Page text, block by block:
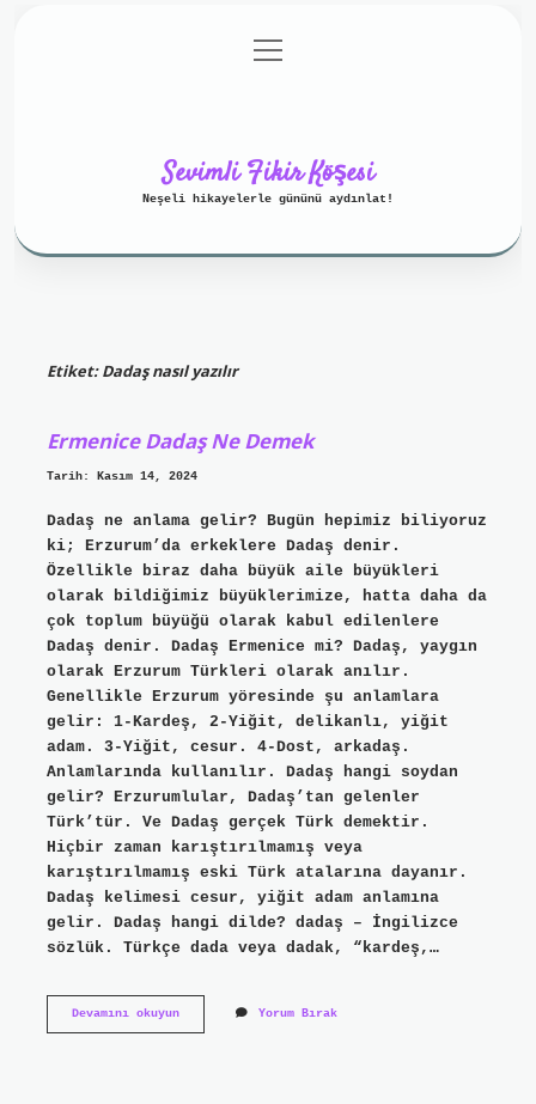
Gizlilik Politikası
menüyü
aç
Sevimli Fikir Köşesi
Neşeli hikayelerle gününü aydınlat!
Etiket:Dadaş nasıl yazılır
Ermenice Dadaş Ne Demek
Tarih: Kasım 14, 2024
Dadaş ne anlama gelir? Bugün hepimiz biliyoruz
ki; Erzurum’da erkeklere Dadaş denir.
Özellikle biraz daha büyük aile büyükleri
olarak bildiğimiz büyüklerimize, hatta daha da
çok toplum büyüğü olarak kabul edilenlere
Dadaş denir. Dadaş Ermenice mi? Dadaş, yaygın
olarak Erzurum Türkleri olarak anılır.
Genellikle Erzurum yöresinde şu anlamlara
gelir: 1-Kardeş, 2-Yiğit, delikanlı, yiğit
adam. 3-Yiğit, cesur. 4-Dost, arkadaş.
Anlamlarında kullanılır. Dadaş hangi soydan
gelir? Erzurumlular, Dadaş’tan gelenler
Türk’tür. Ve Dadaş gerçek Türk demektir.
Hiçbir zaman karıştırılmamış veya
karıştırılmamış eski Türk atalarına dayanır.
Dadaş kelimesi cesur, yiğit adam anlamına
gelir. Dadaş hangi dilde? dadaş – İngilizce
sözlük. Türkçe dada veya dadak, “kardeş,…
Devamını okuyunErmenice
Yorum Bırak